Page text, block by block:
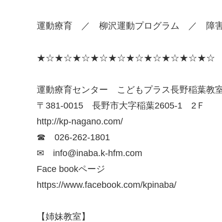
運動療育 ／ 柳沢運動プログラム ／ 障害
★☆★☆★☆★☆★☆★☆★☆★☆★☆★☆
運動療育センター こどもプラス長野稲葉教
〒381-0015 長野市大字稲葉2605-1 2Ｆ
http://kp-nagano.com/
☎ 026-262-1801
✉ info@inaba.k-hfm.com
Face bookページ
https://www.facebook.com/kpinaba/
【姉妹教室】